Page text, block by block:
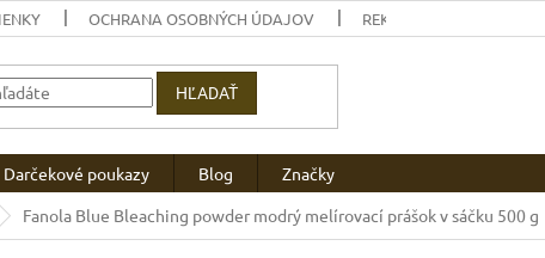
OCHRANA OSOBNÝCH ÚDAJOV REKLAMAČNÉ PODMIENKY
HĽADAŤ
Darčekové poukazy Blog
Značky
Fanola Blue Bleaching powder modrý melírovací prášok v sáčku 500 g